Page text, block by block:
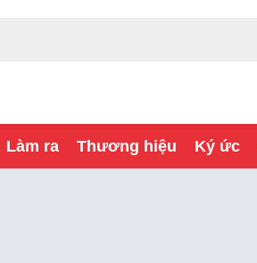
Làm ra Thương hiệu Ký ức